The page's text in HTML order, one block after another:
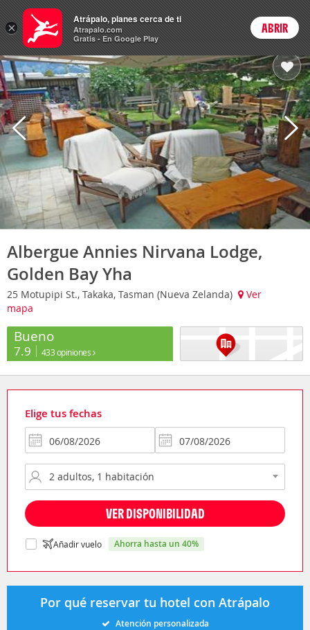
Hoteles Login
Albergue Annies Nirvana Lodge,
Golden Bay Yha
25 Motupipi St., Takaka, Tasman (Nueva Zelanda)
Ver
mapa
Bueno
7.9 433 opiniones
Elige tus fechas
VER DISPONIBILIDAD
Añadir vuelo ahorra hasta un 40%
Por qué reservar tu hotel con Atrápalo
Atención personalizada
×
Atrápalo, planes cerca de ti
Atrapalo.com
Gratis - En Google Play
ABRIR